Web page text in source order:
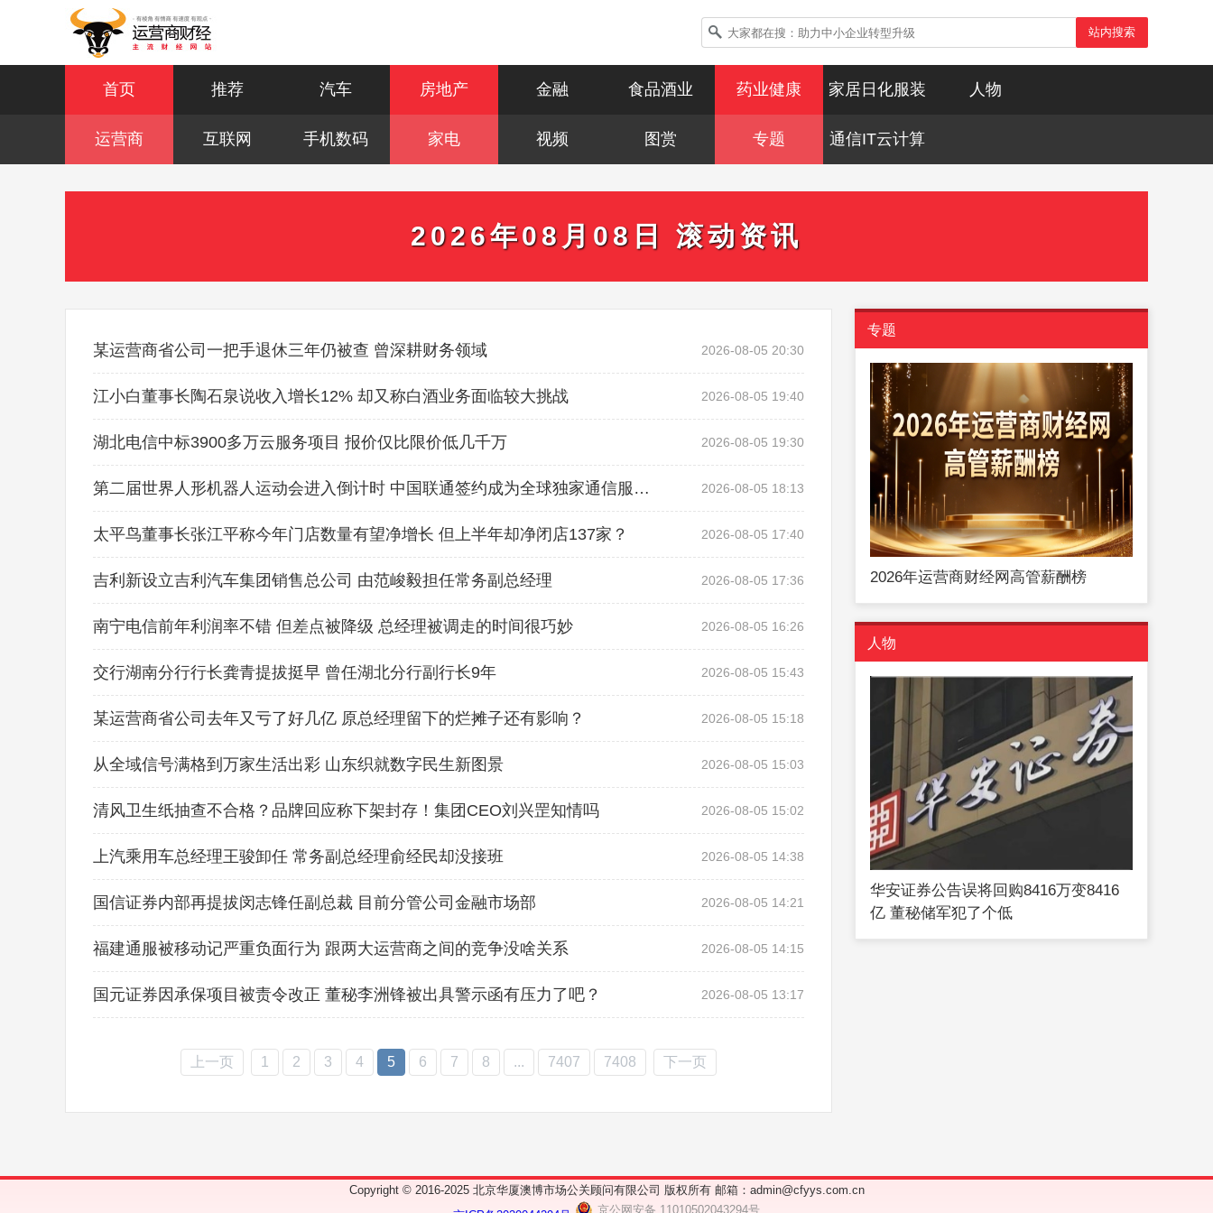
站内搜索
首页 推荐 汽车 房地产 金融 食品酒业 药业健康 家居日化服装 人物
运营商 互联网 手机数码 家电 视频 图赏 专题 通信IT云计算
2026年08月08日 滚动资讯
某运营商省公司一把手退休三年仍被查 曾深耕财务领域 2026-08-05 20:30
江小白董事长陶石泉说收入增长12% 却又称白酒业务面临较大挑战 2026-08-05 19:40
湖北电信中标3900多万云服务项目 报价仅比限价低几千万 2026-08-05 19:30
第二届世界人形机器人运动会进入倒计时 中国联通签约成为全球独家通信服务合作伙伴！ 2026-08-05 18:13
太平鸟董事长张江平称今年门店数量有望净增长 但上半年却净闭店137家？ 2026-08-05 17:40
吉利新设立吉利汽车集团销售总公司 由范峻毅担任常务副总经理 2026-08-05 17:36
南宁电信前年利润率不错 但差点被降级 总经理被调走的时间很巧妙 2026-08-05 16:26
交行湖南分行行长龚青提拔挺早 曾任湖北分行副行长9年 2026-08-05 15:43
某运营商省公司去年又亏了好几亿 原总经理留下的烂摊子还有影响？ 2026-08-05 15:18
从全域信号满格到万家生活出彩 山东织就数字民生新图景 2026-08-05 15:03
清风卫生纸抽查不合格？品牌回应称下架封存！集团CEO刘兴罡知情吗 2026-08-05 15:02
上汽乘用车总经理王骏卸任 常务副总经理俞经民却没接班 2026-08-05 14:38
国信证券内部再提拔闵志锋任副总裁 目前分管公司金融市场部 2026-08-05 14:21
福建通服被移动记严重负面行为 跟两大运营商之间的竞争没啥关系 2026-08-05 14:15
国元证券因承保项目被责令改正 董秘李洲锋被出具警示函有压力了吧？ 2026-08-05 13:17
上一页 1 2 3 4 5 6 7 8 ... 7407 7408 下一页
专题
2026年运营商财经网高管薪酬榜
人物
华安证券公告误将回购8416万变8416
亿 董秘储军犯了个低
Copyright © 2016-2025 北京华厦澳博市场公关顾问有限公司 版权所有 邮箱：admin@cfyys.com.cn
京公网安备 11010502043294号